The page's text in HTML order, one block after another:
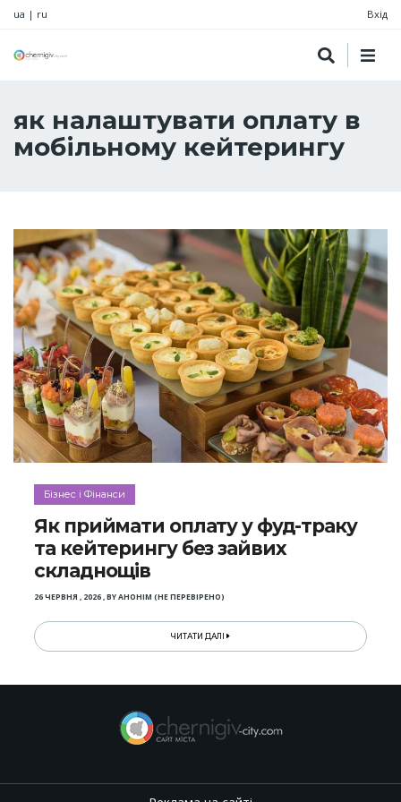
ua | ru Вхід
як налаштувати оплату в
мобільному кейтерингу
Бізнес і Фінанси
Як приймати оплату у фуд-траку
та кейтерингу без зайвих
складнощів
26 ЧЕРВНЯ , 2026,BYАНОНІМ (НЕ ПЕРЕВІРЕНО)
ЧИТАТИ ДАЛІ